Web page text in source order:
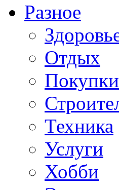
Разное
Отдых
Покупки
Техника
Услуги
Хобби